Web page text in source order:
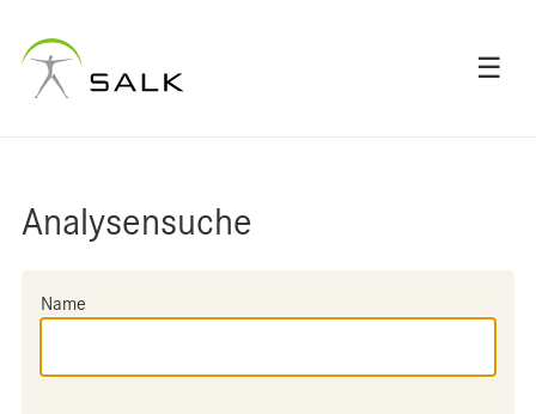
☰
Analysensuche
Name